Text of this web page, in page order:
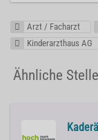
Arzt / Facharzt
Kinderarzthaus AG
Ähnliche